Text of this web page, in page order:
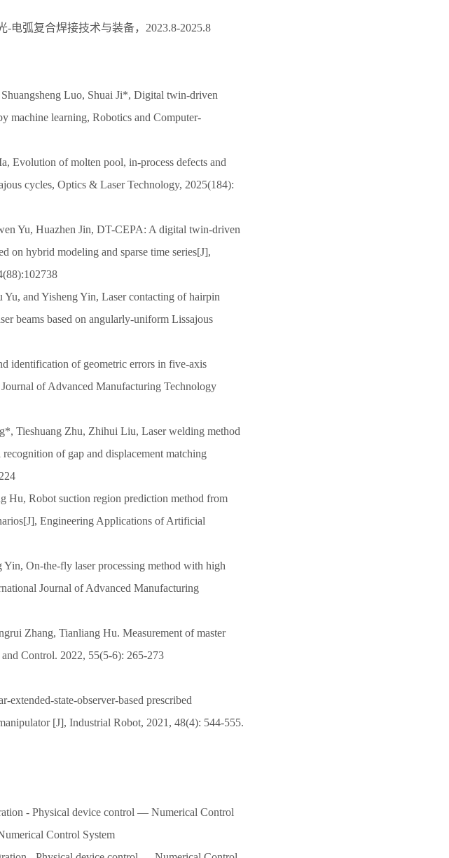
电弧复合焊接技术与装备，2023.8-2025.8
Luo, Shuai Ji*, Digital twin-driven
machine learning, Robotics and Computer-
Evolution of molten pool, in-process defects and
cycles, Optics & Laser Technology, 2025(184):
Yu, Huazhen Jin, DT-CEPA: A digital twin-driven
on hybrid modeling and sparse time series[J],
and Yisheng Yin, Laser contacting of hairpin
beams based on angularly-uniform Lissajous
identification of geometric errors in five-axis
of Advanced Manufacturing Technology
Tieshuang Zhu, Zhihui Liu, Laser welding method
of gap and displacement matching
Hu, Robot suction region prediction method from
Engineering Applications of Artificial
On‑the‑fly laser processing method with high
Journal of Advanced Manufacturing
Zhang, Tianliang Hu. Measurement of master
Control. 2022, 55(5-6): 265-273
state-observer-based prescribed
[J], Industrial Robot, 2021, 48(4): 544-555.
- Physical device control — Numerical Control
Control System